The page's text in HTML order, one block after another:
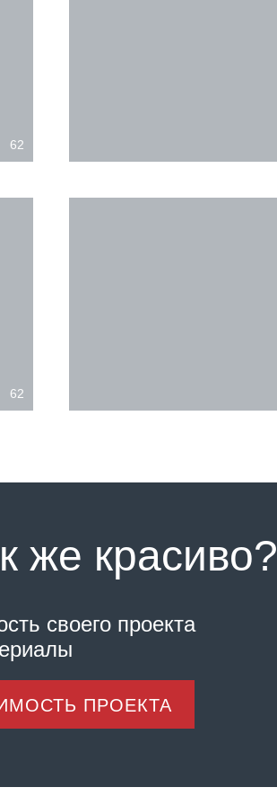
62
62
же красиво?
своего проекта
ПРОЕКТА